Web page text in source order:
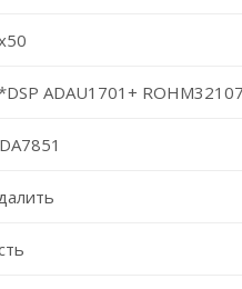
ADAU1701+ ROHM32107